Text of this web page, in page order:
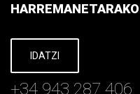
HARREMANETARAKO
IDATZI
+34 943 287 406